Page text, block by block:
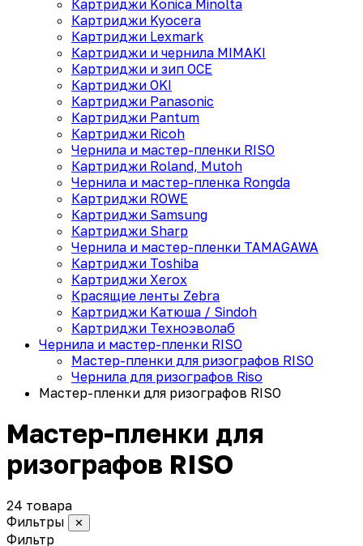
Картриджи Konica Minolta
Картриджи Kyocera
Картриджи Lexmark
Картриджи и чернила MIMAKI
Картриджи и зип OCE
Картриджи OKI
Картриджи Panasonic
Картриджи Pantum
Картриджи Ricoh
Чернила и мастер-пленки RISO
Картриджи Roland, Mutoh
Чернила и мастер-пленка Rongda
Картриджи ROWE
Картриджи Samsung
Картриджи Sharp
Чернила и мастер-пленки TAMAGAWA
Картриджи Toshiba
Картриджи Xerox
Красящие ленты Zebra
Картриджи Катюша / Sindoh
Картриджи Техноэволаб
Чернила и мастер-пленки RISO
Мастер-пленки для ризографов RISO
Чернила для ризографов Riso
Мастер-пленки для ризографов RISO
Мастер-пленки для
ризографов RISO
24 товара
Фильтры
✕
Фильтр